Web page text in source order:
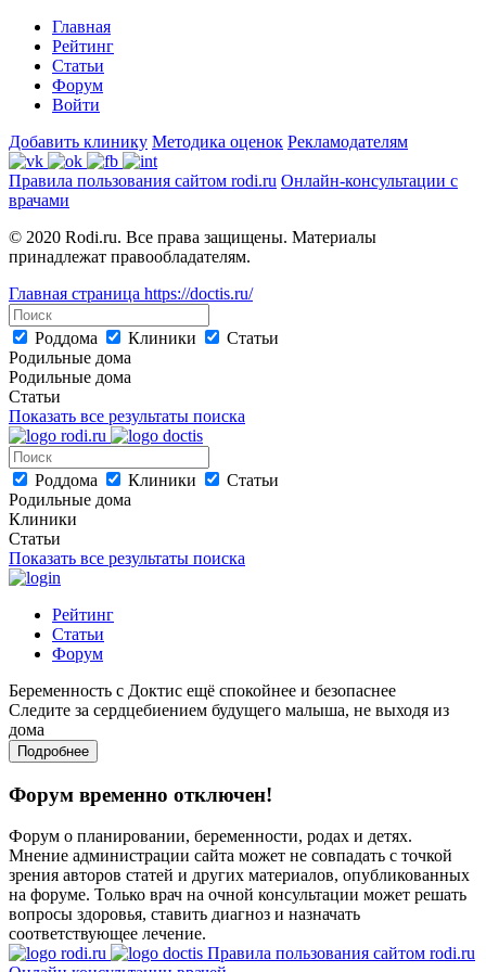
Главная
Рейтинг
Статьи
Форум
Войти
Добавить клинику Методика оценок Рекламодателям
Правила пользования сайтом rodi.ru Онлайн-консультации с
врачами
© 2020 Rodi.ru. Все права защищены. Материалы
принадлежат правообладателям.
Главная страница https://doctis.ru/
Роддома Клиники
Статьи
Родильные дома
Родильные дома
Статьи
Показать все результаты поиска
Роддома Клиники
Статьи
Родильные дома
Клиники
Статьи
Показать все результаты поиска
Рейтинг
Статьи
Форум
Беременность с Доктис ещё спокойнее и безопаснее
Следите за сердцебиением будущего малыша, не выходя из
дома
Подробнее
Форум временно отключен!
Форум о планировании, беременности, родах и детях.
Мнение администрации сайта может не совпадать с точкой
зрения авторов статей и других материалов, опубликованных
на форуме. Только врач на очной консультации может решать
вопросы здоровья, ставить диагноз и назначать
соответствующее лечение.
Правила пользования сайтом rodi.ru